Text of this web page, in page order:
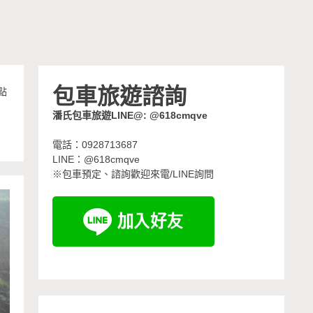
包車旅遊諮詢
潘氏包車旅遊LINE@: @618cmqve
電話：0928713687
LINE：@618cmqve
※包車預定、諮詢歡迎來電/LINE詢問